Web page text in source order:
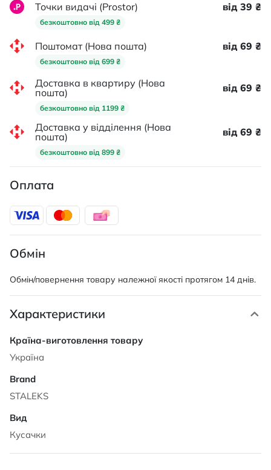
Точки видачі (Prostor)
безкоштовно від 499 ₴
від 39 ₴
Поштомат (Нова пошта)
безкоштовно від 699 ₴
від 69 ₴
Доставка в квартиру (Нова
пошта)
безкоштовно від 1199 ₴
від 69 ₴
Доставка у відділення (Нова
пошта)
безкоштовно від 899 ₴
від 69 ₴
Оплата
Обмін
Обмін/повернення товару належної якості протягом 14 днів.
Характеристики
Характеристики
Україна
STALEKS
Кусачки